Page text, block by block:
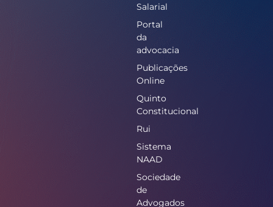
Salarial
Portal
da
advocacia
Publicações
Online
Quinto
Constitucional
Rui
Sistema
NAAD
Sociedade
de
Advogados